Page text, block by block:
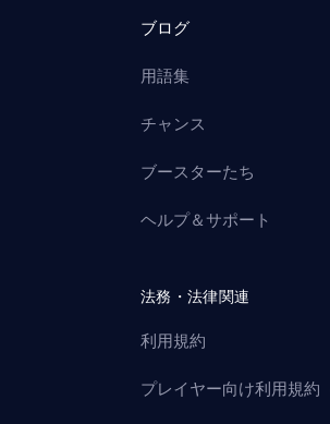
ブログ
用語集
チャンス
ブースターたち
ヘルプ＆サポート
法務・法律関連
利用規約
プレイヤー向け利用規約